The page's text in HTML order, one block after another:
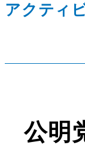
アクティ
公明